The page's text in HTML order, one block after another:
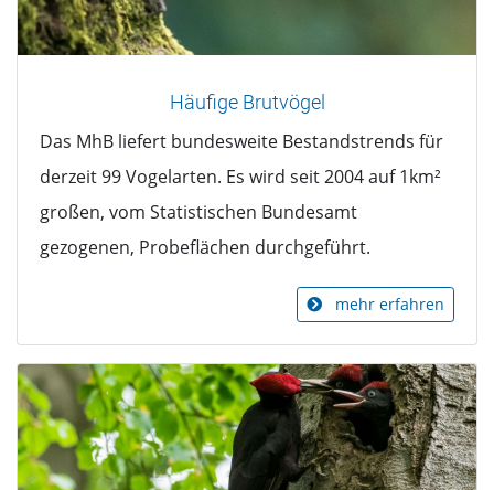
Häufige Brutvögel
Das MhB liefert bundesweite Bestandstrends für
derzeit 99 Vogelarten. Es wird seit 2004 auf 1km²
großen, vom Statistischen Bundesamt
gezogenen, Probeflächen durchgeführt.
mehr erfahren